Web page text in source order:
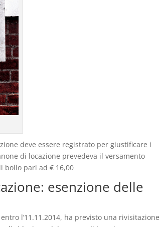
deve essere registrato per giustificare i
di locazione prevedeva il versamento
bollo pari ad € 16,00
esenzione delle
l’11.11.2014, ha previsto una rivisitazione